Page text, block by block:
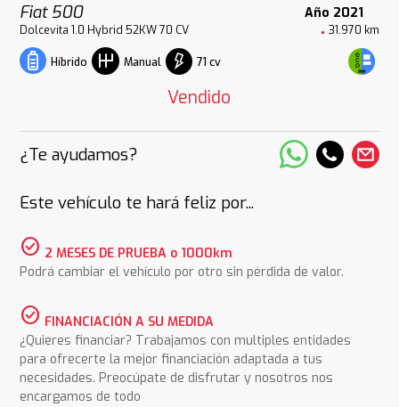
Fiat 500 Año 2021
Dolcevita 1.0 Hybrid 52KW 70 CV 31.970 km
Híbrido Manual 71 cv
Vendido
¿Te ayudamos?
Este vehículo te hará feliz por...
check_circle 2 MESES DE PRUEBA o 1000km
Podrá cambiar el vehículo por otro sin pérdida de valor.
check_circle FINANCIACIÓN A SU MEDIDA
¿Quieres financiar? Trabajamos con multiples entidades
para ofrecerte la mejor financiación adaptada a tus
necesidades. Preocúpate de disfrutar y nosotros nos
encargamos de todo